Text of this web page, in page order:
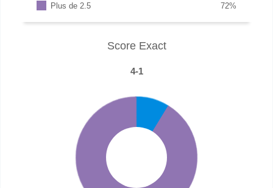
Plus de 2.5
%
72
Score Exact
4-1